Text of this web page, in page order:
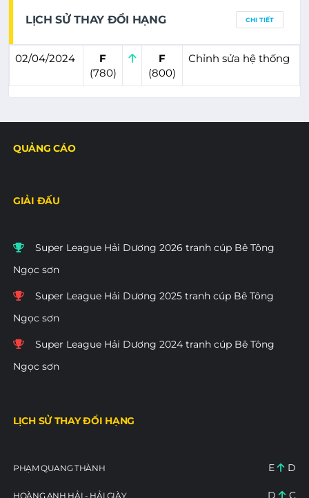
LỊCH SỬ THAY ĐỔI HẠNG CHI TIẾT
02/04/2024
F
(780)
F
(800)
Chỉnh sửa hệ thống
QUẢNG CÁO
GIẢI ĐẤU
Super League Hải Dương 2026 tranh cúp Bê Tông
Ngọc sơn
Super League Hải Dương 2025 tranh cúp Bê Tông
Ngọc sơn
Super League Hải Dương 2024 tranh cúp Bê Tông
Ngọc sơn
LỊCH SỬ THAY ĐỔI HẠNG
PHẠM QUANG THÀNH E D
HOÀNG ANH HẢI - HẢI GIÀY D C